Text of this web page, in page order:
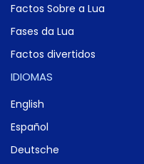
Factos Sobre a Lua
Fases da Lua
Factos divertidos
IDIOMAS
English
Español
Deutsche